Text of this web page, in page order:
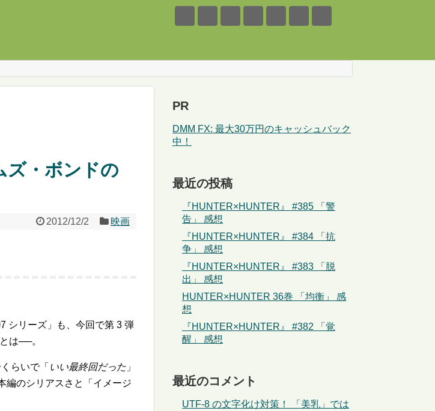
ズ・ボンドの
2012/12/2 映画
シリーズ」も、今回で第 3 弾
は──。
らいで「 いい最終回だった 」
編のシリアスさと「イメージ
PR
DMM FX: 最大30万円のキャッシュバック
中！
最近の投稿
『HUNTER×HUNTER』 #385 「警
告」 感想
『HUNTER×HUNTER』 #384 「抗
争」 感想
『HUNTER×HUNTER』 #383 「脱
出」 感想
HUNTER×HUNTER 36巻 「均衡」 感
想
『HUNTER×HUNTER』 #382 「覚
醒」 感想
最近のコメント
UTF-8 の文字化け対策！ 「美乳」では